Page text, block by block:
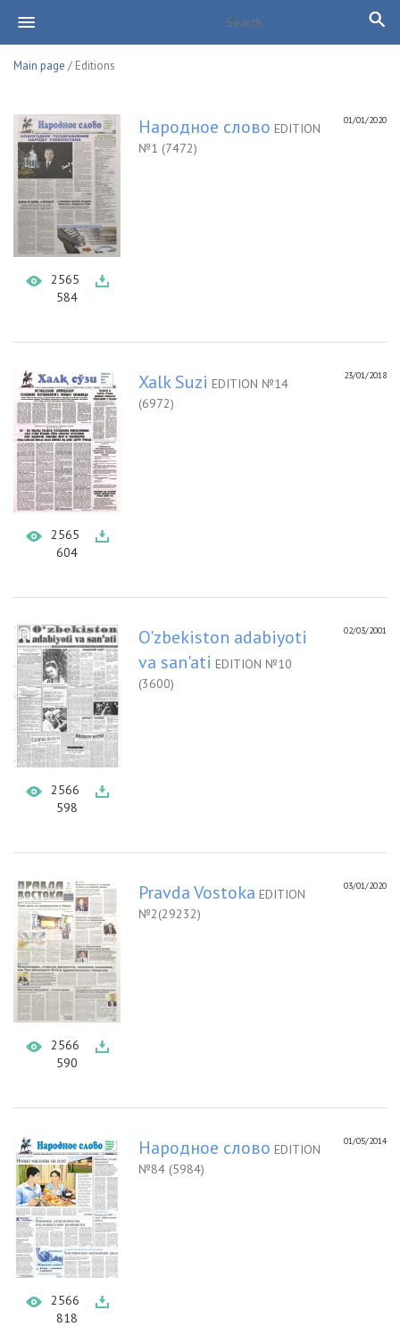
Main page / Editions
2565
584
01/01/2020
Народное слово EDITION
№1 (7472)
2565
604
23/01/2018
Xalk Suzi EDITION №14
(6972)
2566
598
02/03/2001
O'zbekiston adabiyoti
va san'ati EDITION №10
(3600)
2566
590
03/01/2020
Pravda Vostoka EDITION
№2(29232)
2566
818
01/05/2014
Народное слово EDITION
№84 (5984)